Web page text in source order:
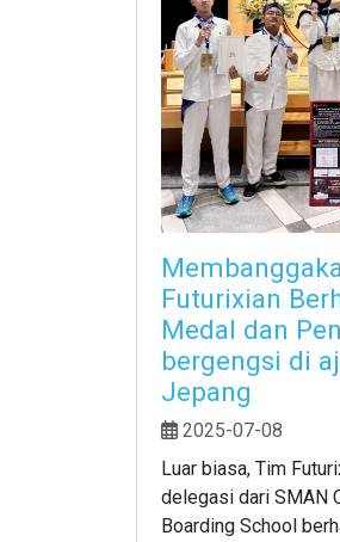
Futurixian
Medal dan
bergengsi di
Jepang
2025-07-08
Luar biasa, Tim
delegasi dari SMAN
Boarding School